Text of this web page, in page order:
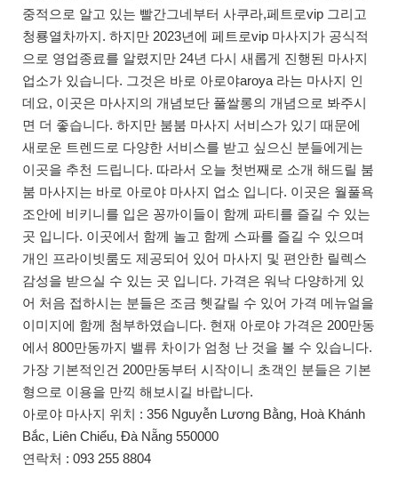
중적으로 알고 있는 빨간그네부터 사쿠라,페트로vip 그리고
청룡열차까지. 하지만 2023년에 페트로vip 마사지가 공식적
으로 영업종료를 알렸지만 24년 다시 새롭게 진행된 마사지
업소가 있습니다. 그것은 바로 아로야aroya 라는 마사지 인
데요, 이곳은 마사지의 개념보단 풀쌀롱의 개념으로 봐주시
면 더 좋습니다. 하지만 붐붐 마사지 서비스가 있기 때문에
새로운 트렌드로 다양한 서비스를 받고 싶으신 분들에게는
이곳을 추천 드립니다. 따라서 오늘 첫번째로 소개 해드릴 붐
붐 마사지는 바로 아로야 마사지 업소 입니다. 이곳은 월풀욕
조안에 비키니를 입은 꽁까이들이 함께 파티를 즐길 수 있는
곳 입니다. 이곳에서 함께 놀고 함께 스파를 즐길 수 있으며
개인 프라이빗룸도 제공되어 있어 마사지 및 편안한 릴렉스
감성을 받으실 수 있는 곳 입니다. 가격은 워낙 다양하게 있
어 처음 접하시는 분들은 조금 헷갈릴 수 있어 가격 메뉴얼을
이미지에 함께 첨부하였습니다. 현재 아로야 가격은 200만동
에서 800만동까지 밸류 차이가 엄청 난 것을 볼 수 있습니다.
가장 기본적인건 200만동부터 시작이니 초객인 분들은 기본
형으로 이용을 만끽 해보시길 바랍니다.
아로야 마사지 위치 : 356 Nguyễn Lương Bằng, Hoà Khánh
Bắc, Liên Chiểu, Đà Nẵng 550000
연락처 : 093 255 8804